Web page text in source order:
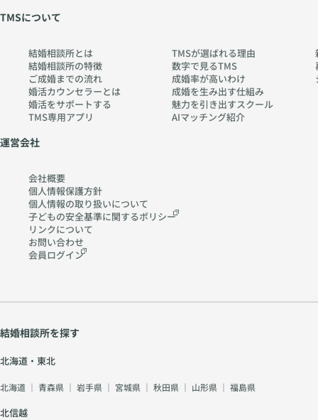
w
w.
ch
err
y-
TMSについて
結婚相談所とは
結婚相談所の特徴
ご成婚までの流れ
婚活カウンセラーとは
婚活をサポートする
TMS専用アプリ
TMSが選ばれる理由
数字で見るTMS
成婚率が高いわけ
成婚を生み出す仕組み
魅力を引き出すスクール
AIマッチング紹介
運営会社
会社概要
個人情報保護方針
個人情報の取り扱いについて
子どもの安全基準に関するポリシー
リンクについて
お問い合わせ
会員ログイン
結婚相談所を探す
北海道・東北
北海道 ｜ 青森県 ｜ 岩手県 ｜ 宮城県 ｜ 秋田県 ｜ 山形県 ｜ 福島県
北信越